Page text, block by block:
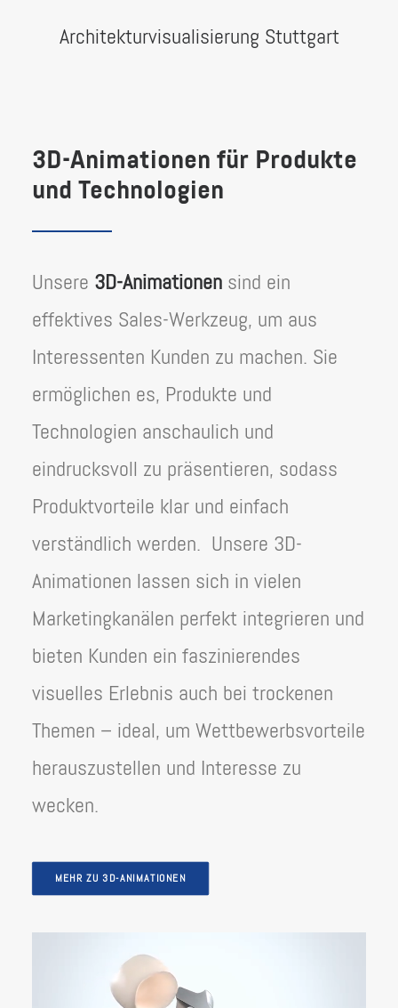
Architekturvisualisierung Stuttgart
3D-Animationen für Produkte
und Technologien
Unsere 3D-Animationen sind ein
effektives Sales-Werkzeug, um aus
Interessenten Kunden zu machen. Sie
ermöglichen es, Produkte und
Technologien anschaulich und
eindrucksvoll zu präsentieren, sodass
Produktvorteile klar und einfach
verständlich werden. Unsere 3D-
Animationen lassen sich in vielen
Marketingkanälen perfekt integrieren und
bieten Kunden ein faszinierendes
visuelles Erlebnis auch bei trockenen
Themen – ideal, um Wettbewerbsvorteile
herauszustellen und Interesse zu
wecken.
MEHR ZU 3D-ANIMATIONEN